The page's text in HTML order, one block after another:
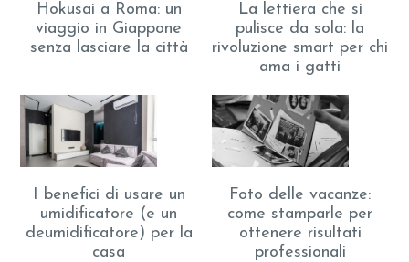
Hokusai a Roma: un
viaggio in Giappone
senza lasciare la città
La lettiera che si
pulisce da sola: la
rivoluzione smart per chi
ama i gatti
I benefici di usare un
umidificatore (e un
deumidificatore) per la
casa
Foto delle vacanze:
come stamparle per
ottenere risultati
professionali